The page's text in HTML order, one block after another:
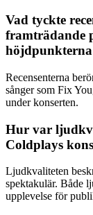
Vad tyckte
framträdande
Recensenterna
sånger som Fix
under konserten.
Hur var
Coldplays
Ljudkvaliteten
spektakulär. Både
upplevelse för